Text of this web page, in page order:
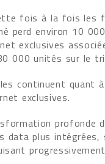
fois à la fois
perd environ 10
exclusives
000 unités sur le
continuent quant
exclusives.
profonde
data plus